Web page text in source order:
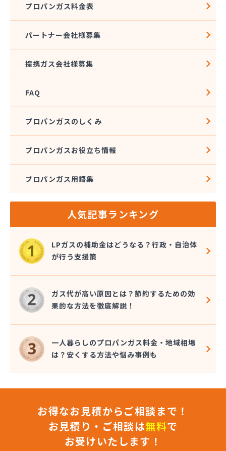
角広ガス
割又商店
株式会社アドニス
株式会社あみや商事 本社
株式会社エイチティーピー
株式会社エイチティーピー
株式会社エス・アイ東海
株式会社オーテック
株式会社オーテック 西三河営業所
株式会社ガスキット
株式会社ガステム
株式会社ガスパル 岡崎販売所
株式会社カネコ
株式会社カネ庄
株式会社クラシアン岡崎支社
株式会社コクネ
株式会社コザカヤ 春日井営業所
株式会社コジマガス
株式会社コジマガス ライフアップサポート
株式会社コンプロ産工
株式会社シェル石油豊橋LPG充填工場
株式会社しんせきプロパン部
株式会社スギサン化学
株式会社スマイルガステクノロジー
株式会社バンノ
株式会社フジプロ
株式会社フジプロ刈谷営業所
株式会社ホームガス東海
プロパンガス料金表
パートナー会社様募集
提携ガス会社様募集
FAQ
プロパンガスのしくみ
プロパンガスお役立ち情報
プロパンガス用語集
人気記事ランキング
LPガスの補助金はどうなる？行政・自治体
が行う支援策
ガス代が高い原因とは？節約するための効
果的な方法を徹底解説！
一人暮らしのプロパンガス料金・地域相場
は？安くする方法や悩み事例も
お得なお見積からご相談まで！
お見積り・ご相談は無料で
お受けいたします！